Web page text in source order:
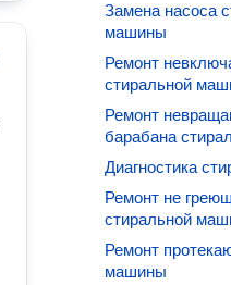
Замена насоса
машины
Ремонт
стиральной
Ремонт
барабана
Диагностика
Ремонт не
стиральной
Ремонт
машины